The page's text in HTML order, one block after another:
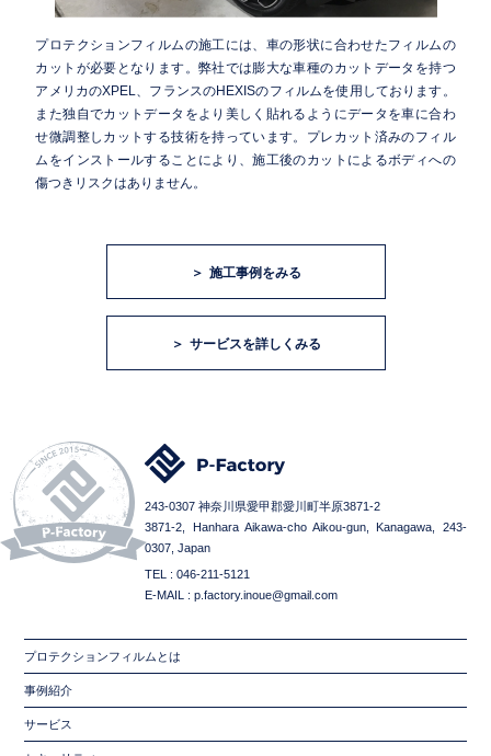
プロテクションフィルムの施工には、車の形状に合わせたフィルムの
カットが必要となります。弊社では膨大な車種のカットデータを持つ
アメリカのXPEL、フランスのHEXISのフィルムを使用しております。
また独自でカットデータをより美しく貼れるようにデータを車に合わ
せ微調整しカットする技術を持っています。プレカット済みのフィル
ムをインストールすることにより、施工後のカットによるボディへの
傷つきリスクはありません。
施工事例をみる
サービスを詳しくみる
243-0307 神奈川県愛甲郡愛川町半原3871-2
3871-2, Hanhara Aikawa-cho Aikou-gun, Kanagawa, 243-
0307, Japan
TEL : 046-211-5121
E-MAIL : p.factory.inoue@gmail.com
プロテクションフィルムとは
事例紹介
サービス